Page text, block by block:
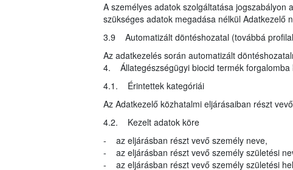
A személyes adatok szolgáltatása
szükséges adatok megadása nélkül Adatkezelő
3.9 Automatizált döntéshozatal (továbbá
Az adatkezelés során automatizált
4. Állategészségügyi biocid termék forgalomba
4.1. Érintettek kategóriái
Az Adatkezelő közhatalmi eljárásaiban részt
4.2. Kezelt adatok köre
- az eljárásban részt vevő személy neve,
- az eljárásban részt vevő személy születési
- az eljárásban részt vevő személy születési